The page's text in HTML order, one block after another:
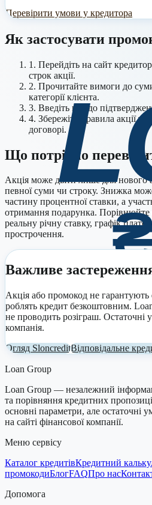
Перевірити умови у кредитора
Як застосувати
1. Перейдіть на сайт
строк акції.
2. Прочитайте вимоги до
категорії клієнта.
3. Введіть код до
4. Збережіть правила акції та
договорі.
Що потрібно
Акція може діяти лише для нового
певної суми чи строку. Знижка
частину процентної ставки, а
отримання подарунка. Порівнюйте
реальну річну ставку, графік
прострочення.
Важливе
Акція або промокод не гарантують
роблять кредит безкоштовним.
не проводить розіграш. Остаточні
компанія.
Огляд SloncreditВідповідальне
Loan Group
Loan Group — незалежний
та порівняння кредитних
основні параметри, але остаточні
на сайті фінансової компанії.
Меню сервісу
Каталог кредитівКредитний
промокодиБлогFAQПро нас
Допомога